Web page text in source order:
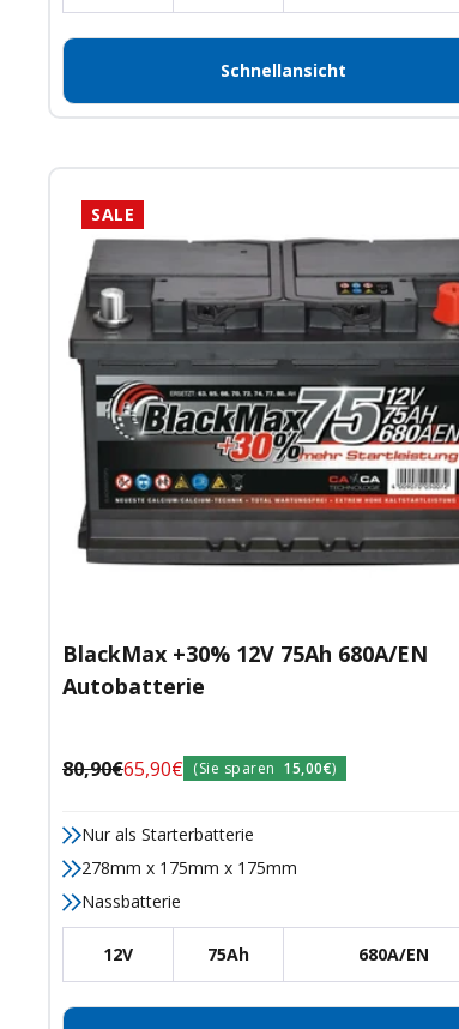
Schnellansicht
SALE
BlackMax +30% 12V 75Ah 680A/EN
Autobatterie
Angebotspreis
65,90€
Regulärer
80,90€ (Sie sparen 15,00€)
Nur als Starterbatterie
278mm x 175mm x 175mm
Nassbatterie
12V 75Ah 680A/EN